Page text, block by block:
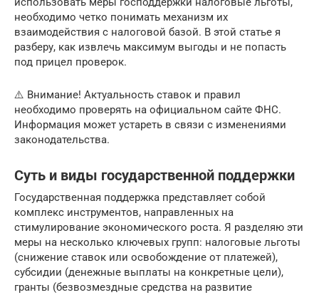
необходимо четко понимать механизм их
взаимодействия с налоговой базой. В этой статье я
разберу, как извлечь максимум выгоды и не попасть
под прицел проверок.
⚠️ Внимание! Актуальность ставок и правил
необходимо проверять на официальном сайте ФНС.
Информация может устареть в связи с изменениями
законодательства.
Суть и виды государственной поддержки
Государственная поддержка представляет собой
комплекс инструментов, направленных на
стимулирование экономического роста. Я разделяю эти
меры на несколько ключевых групп: налоговые льготы
(снижение ставок или освобождение от платежей),
субсидии (денежные выплаты на конкретные цели),
гранты (безвозмездные средства на развитие